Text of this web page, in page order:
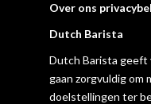
Over ons
Dutch Barista
Dutch Barista geeft
gaan zorgvuldig om
doelstellingen ter